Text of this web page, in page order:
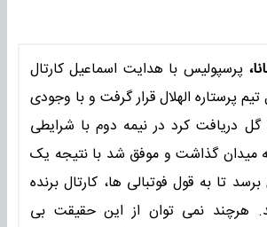
پرسپولیس با هدایت اسماعیل کارتال
پرستاره الهلال قرار گرفت و با وجودی
که در نیمه اول ۴ گل دریافت کرد در نیمه دوم با شرایطی
میدان گذاشت و موفق شد با نتیجه یک
تا به قول فوتبالی ها، کارتال برنده
هرچند نمی توان از این حقیقت بی